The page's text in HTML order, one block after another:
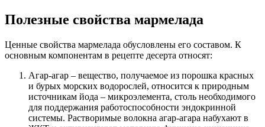
Полезные свойства мармелада
Ценные свойства мармелада обусловлены его составом. К
основным компонентам в рецепте десерта относят:
Агар-агар – вещество, получаемое из порошка красных
и бурых морских водорослей, относится к природным
источникам йода – микроэлемента, столь необходимого
для поддержания работоспособности эндокринной
системы. Растворимые волокна агар-агара набухают в